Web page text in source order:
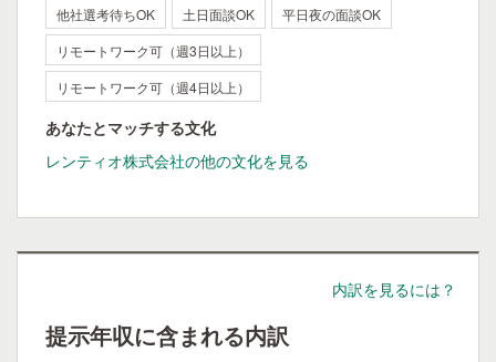
他社選考待ちOK 土日面談OK
平日夜の面談OK
リモートワーク可（週3日以上）
リモートワーク可（週4日以上）
あなたとマッチする文化
レンティオ株式会社の他の文化を見る
内訳を見るには？
提示年収に含まれる内訳